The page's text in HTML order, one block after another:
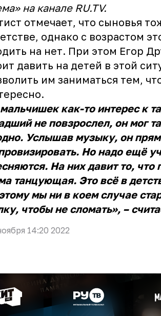
на канале RU.TV.
отмечает, что сыновья
однако с возрастом
на нет. При этом Егор
давить на детей в этой
им заниматься тем,
как-то интерес к
не повзрослел, он мог
Услышав музыку, он
Но надо ещё
На них давит то, что
танцующая. Это всё в
мы ни в коем случае
чтобы не сломать», –
14:20 2022